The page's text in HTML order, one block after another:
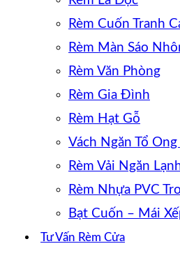
Rèm Cuốn Tranh
Rèm Màn Sáo
Rèm Văn Phòng
Rèm Gia Đình
Rèm Hạt Gỗ
Vách Ngăn Tổ
Rèm Vải Ngăn
Rèm Nhựa PVC
Bạt Cuốn – Mái
Tư Vấn Rèm Cửa